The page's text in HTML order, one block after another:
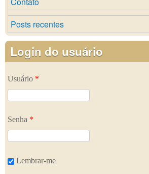
Posts recentes
Login do usuário
Usuário *
Senha *
Lembrar-me